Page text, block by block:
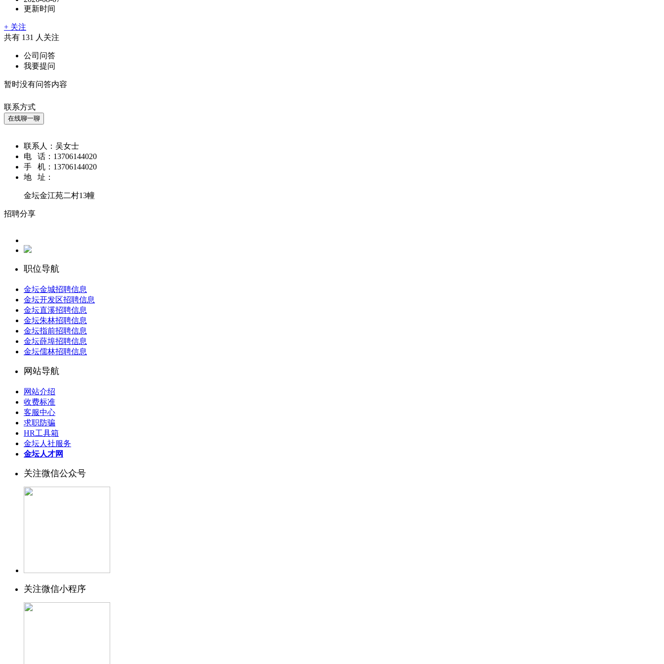
更新时间
+ 关注
共有 131 人关注
公司问答
我要提问
暂时没有问答内容
联系方式
在线聊一聊
联系人： 吴女士
电 话： 13706144020
手 机： 13706144020
地 址：
金坛金江苑二村13幢
招聘分享
职位导航
金坛金城招聘信息
金坛开发区招聘信息
金坛直溪招聘信息
金坛朱林招聘信息
金坛指前招聘信息
金坛薛埠招聘信息
金坛儒林招聘信息
网站导航
网站介绍
收费标准
客服中心
求职防骗
HR工具箱
金坛人社服务
金坛人才网
关注微信公众号
关注微信小程序